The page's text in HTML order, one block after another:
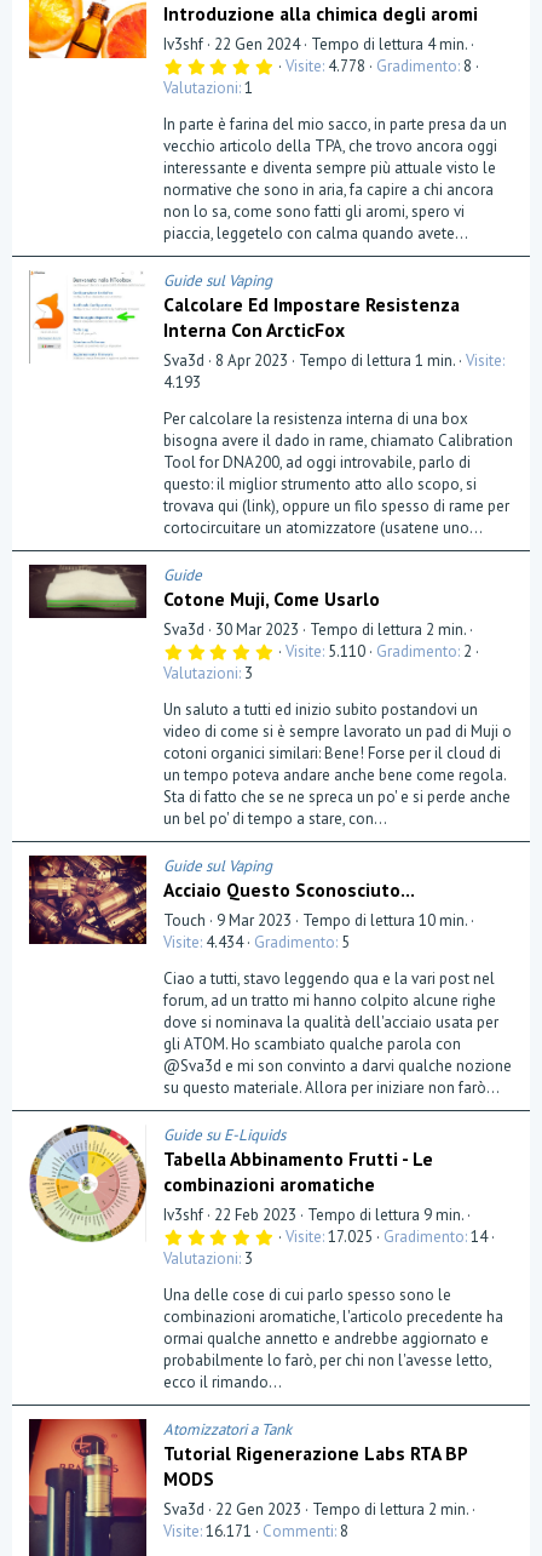
Introduzione alla chimica degli aromi
Iv3shf 22 Gen 2024 Tempo di lettura 4 min.
5
0
s
t
e
l
l
a
(
e
)
Visite 4.778 Gradimento 8
Valutazioni 1
In parte è farina del mio sacco, in parte presa da un
vecchio articolo della TPA, che trovo ancora oggi
interessante e diventa sempre più attuale visto le
normative che sono in aria, fa capire a chi ancora
non lo sa, come sono fatti gli aromi, spero vi
piaccia, leggetelo con calma quando avete...
Guide sul Vaping
Calcolare Ed Impostare Resistenza
Interna Con ArcticFox
Sva3d 8 Apr 2023 Tempo di lettura 1 min. Visite
4.193
Per calcolare la resistenza interna di una box
bisogna avere il dado in rame, chiamato Calibration
Tool for DNA200, ad oggi introvabile, parlo di
questo: il miglior strumento atto allo scopo, si
trovava qui (link), oppure un filo spesso di rame per
cortocircuitare un atomizzatore (usatene uno...
Guide
Cotone Muji, Come Usarlo
Sva3d 30 Mar 2023
Tempo di lettura 2 min.
5
s
e
l
l
a
(
e
)
Visite 5.110 Gradimento 2
Valutazioni 3
Un saluto a tutti ed inizio subito postandovi un
video di come si è sempre lavorato un pad di Muji o
cotoni organici similari: Bene! Forse per il cloud di
un tempo poteva andare anche bene come regola.
Sta di fatto che se ne spreca un po' e si perde anche
un bel po' di tempo a stare, con...
Guide sul Vaping
Acciaio Questo Sconosciuto...
Touch 9 Mar 2023
Tempo di lettura 10 min.
Visite 4.434 Gradimento 5
Ciao a tutti, stavo leggendo qua e la vari post nel
forum, ad un tratto mi hanno colpito alcune righe
dove si nominava la qualità dell'acciaio usata per
gli ATOM. Ho scambiato qualche parola con
@Sva3d e mi son convinto a darvi qualche nozione
su questo materiale. Allora per iniziare non farò...
Guide su E-Liquids
Tabella Abbinamento Frutti - Le
combinazioni aromatiche
Iv3shf 22 Feb 2023
Tempo di lettura 9 min.
5
0
s
t
e
l
l
(
e
)
Visite 17.025 Gradimento 14
Valutazioni 3
Una delle cose di cui parlo spesso sono le
combinazioni aromatiche, l'articolo precedente ha
ormai qualche annetto e andrebbe aggiornato e
probabilmente lo farò, per chi non l'avesse letto,
ecco il rimando...
Atomizzatori a Tank
Tutorial Rigenerazione Labs RTA BP
MODS
Sva3d 22 Gen 2023
Tempo di lettura 2 min.
Visite 16.171 Commenti 8